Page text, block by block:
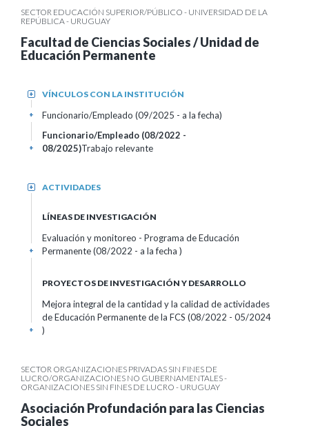
SECTOR EDUCACIÓN SUPERIOR/PÚBLICO - UNIVERSIDAD DE LA
REPÚBLICA - URUGUAY
Facultad de Ciencias Sociales / Unidad de
Educación Permanente
VÍNCULOS CON LA INSTITUCIÓN
+
Funcionario/Empleado (09/2025 - a la fecha)
+
Funcionario/Empleado (08/2022 -
08/2025)Trabajo relevante
+
ACTIVIDADES
+
LÍNEAS DE INVESTIGACIÓN
Evaluación y monitoreo - Programa de Educación
Permanente (08/2022 - a la fecha )
+
PROYECTOS DE INVESTIGACIÓN Y DESARROLLO
Mejora integral de la cantidad y la calidad de actividades
de Educación Permanente de la FCS (08/2022 - 05/2024
)
+
SECTOR ORGANIZACIONES PRIVADAS SIN FINES DE
LUCRO/ORGANIZACIONES NO GUBERNAMENTALES -
ORGANIZACIONES SIN FINES DE LUCRO - URUGUAY
Asociación Profundación para las Ciencias
Sociales